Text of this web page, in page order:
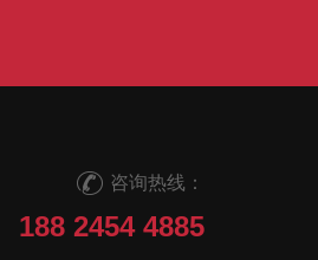
咨询热线：
188 2454 4885